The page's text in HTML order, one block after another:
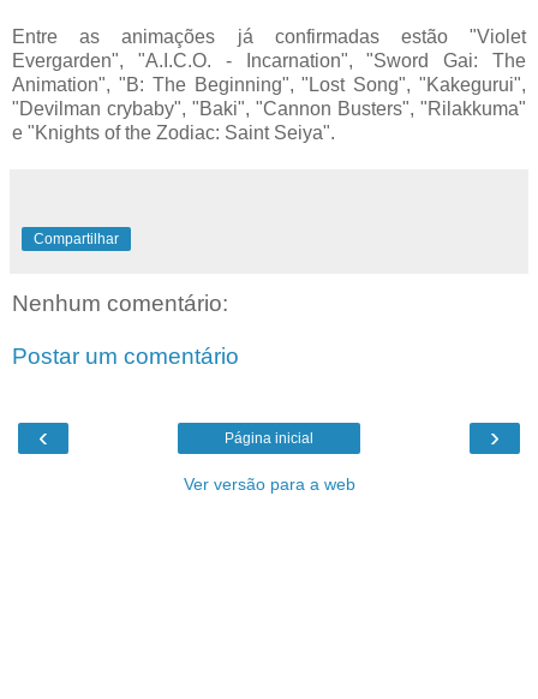
Entre as animações já confirmadas estão "Violet
Evergarden", "A.I.C.O. - Incarnation", "Sword Gai: The
Animation", "B: The Beginning", "Lost Song", "Kakegurui",
"Devilman crybaby", "Baki", "Cannon Busters", "Rilakkuma"
e "Knights of the Zodiac: Saint Seiya".
Compartilhar
Nenhum comentário:
Postar um comentário
‹ ›
Página inicial
Ver versão para a web